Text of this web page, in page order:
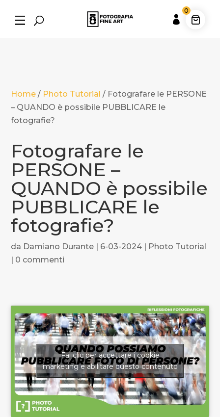

Home / Photo Tutorial / Fotografare le PERSONE
– QUANDO è possibile PUBBLICARE le
fotografie?
Fotografare le
PERSONE –
QUANDO è possibile
PUBBLICARE le
fotografie?
da Damiano Durante | 6-03-2024 | Photo Tutorial
| 0 commenti
Fai clic per accettare i cookie
marketing e abilitare questo contenuto
0